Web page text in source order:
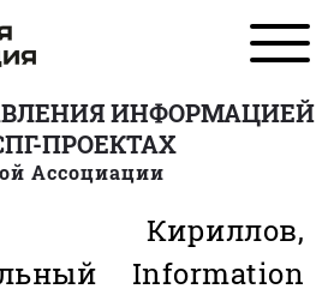
ИНФОРМАЦИЕЙ
ПРОЕКТАХ
Ассоциации
Кириллов,
Information